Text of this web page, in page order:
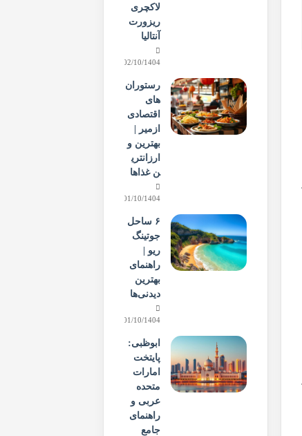
لاکچری
ریزورت
آنتالیا
02/10/1404
رستوران
های
اقتصادی
ازمیر |
بهترین و
ارزانتری
ن غذاها
01/10/1404
۶ ساحل
جوتینگ
ریو |
راهنمای
بهترین
دیدنی‌ها
01/10/1404
ابوظبی:
پایتخت
امارات
متحده
عربی و
راهنمای
جامع